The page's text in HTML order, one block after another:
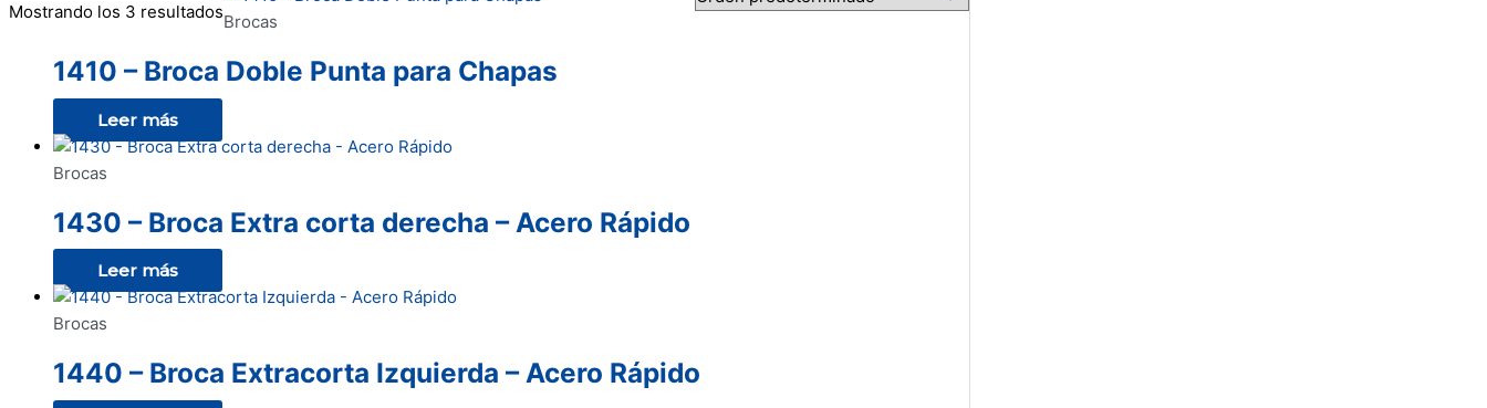
Mostrando los 3 resultadosBrocas
1410 – Broca Doble Punta para Chapas
Leer más
Brocas
1430 – Broca Extra corta derecha – Acero Rápido
Leer más
Brocas
1440 – Broca Extracorta Izquierda – Acero Rápido